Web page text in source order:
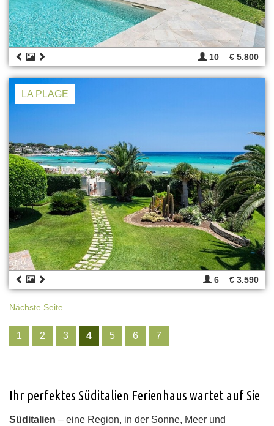
10 € 5.800
LA PLAGE
6 € 3.590
Nächste Seite
1 2 3 4 5 6 7
Ihr perfektes Süditalien Ferienhaus wartet auf Sie
Süditalien – eine Region, in der Sonne, Meer und